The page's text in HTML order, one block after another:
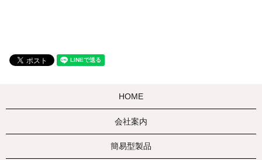
HOME
会社案内
簡易型製品